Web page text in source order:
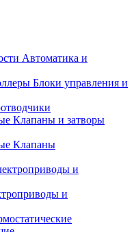
Автоматика и
Блоки управления и
Клапаны и затворы
Клапаны
и